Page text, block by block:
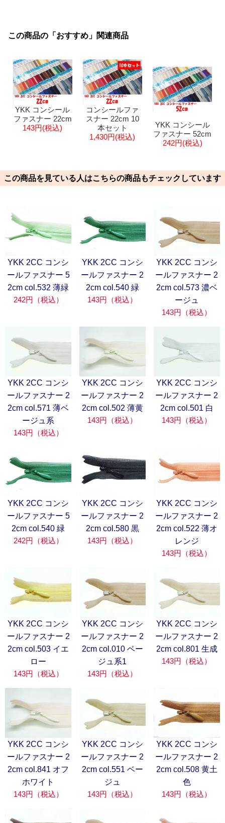
この商品の「おすすめ」関連商品
YKK コンシール
ファスナー 22cm
143円(税込)
コンシールファ
スナー 22cm 10
本セット
1,430円(税込)
YKK コンシール
ファスナー 52cm
242円(税込)
この商品を見ている人はこちらの商品もチェックしています
YKK 2CC コンシ
ールファスナー 5
2cm col.532 薄緑
242円（税込）
YKK 2CC コンシ
ールファスナー 2
2cm col.540 緑
143円（税込）
YKK 2CC コンシ
ールファスナー 2
2cm col.573 濃ベ
ージュ
143円（税込）
YKK 2CC コンシ
ールファスナー 2
2cm col.571 薄ベ
ージュ系
143円（税込）
YKK 2CC コンシ
ールファスナー 2
2cm col.502 薄黄
143円（税込）
YKK 2CC コンシ
ールファスナー 2
2cm col.501 白
143円（税込）
YKK 2CC コンシ
ールファスナー 5
2cm col.540 緑
242円（税込）
YKK 2CC コンシ
ールファスナー 2
2cm col.580 黒
143円（税込）
YKK 2CC コンシ
ールファスナー 2
2cm col.522 薄オ
レンジ
143円（税込）
YKK 2CC コンシ
ールファスナー 2
2cm col.503 イエ
ロー
143円（税込）
YKK 2CC コンシ
ールファスナー 2
2cm col.010 ベー
ジュ系1
143円（税込）
YKK 2CC コンシ
ールファスナー 2
2cm col.801 生成
143円（税込）
YKK 2CC コンシ
ールファスナー 2
2cm col.841 オフ
ホワイト
143円（税込）
YKK 2CC コンシ
ールファスナー 2
2cm col.551 ベー
ジュ
143円（税込）
YKK 2CC コンシ
ールファスナー 2
2cm col.508 黄土
色
143円（税込）